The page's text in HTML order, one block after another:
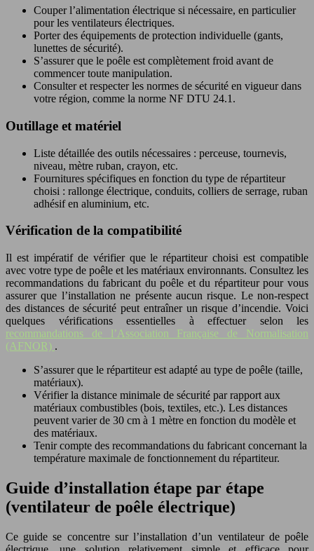
Couper l’alimentation électrique si nécessaire, en particulier
pour les ventilateurs électriques.
Porter des équipements de protection individuelle (gants,
lunettes de sécurité).
S’assurer que le poêle est complètement froid avant de
commencer toute manipulation.
Consulter et respecter les normes de sécurité en vigueur dans
votre région, comme la norme NF DTU 24.1.
Outillage et matériel
Liste détaillée des outils nécessaires : perceuse, tournevis,
niveau, mètre ruban, crayon, etc.
Fournitures spécifiques en fonction du type de répartiteur
choisi : rallonge électrique, conduits, colliers de serrage, ruban
adhésif en aluminium, etc.
Vérification de la compatibilité
Il est impératif de vérifier que le répartiteur choisi est compatible
avec votre type de poêle et les matériaux environnants. Consultez les
recommandations du fabricant du poêle et du répartiteur pour vous
assurer que l’installation ne présente aucun risque. Le non-respect
des distances de sécurité peut entraîner un risque d’incendie. Voici
quelques vérifications essentielles à effectuer selon les
recommandations de l’Association Française de Normalisation
(AFNOR) .
S’assurer que le répartiteur est adapté au type de poêle (taille,
matériaux).
Vérifier la distance minimale de sécurité par rapport aux
matériaux combustibles (bois, textiles, etc.). Les distances
peuvent varier de 30 cm à 1 mètre en fonction du modèle et
des matériaux.
Tenir compte des recommandations du fabricant concernant la
température maximale de fonctionnement du répartiteur.
Guide d’installation étape par étape
(ventilateur de poêle électrique)
Ce guide se concentre sur l’installation d’un ventilateur de poêle